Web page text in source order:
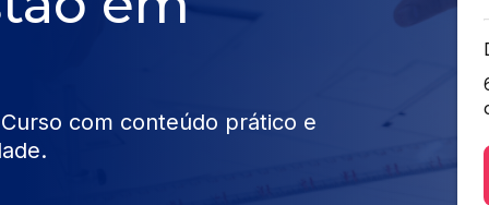
com conteúdo prático e